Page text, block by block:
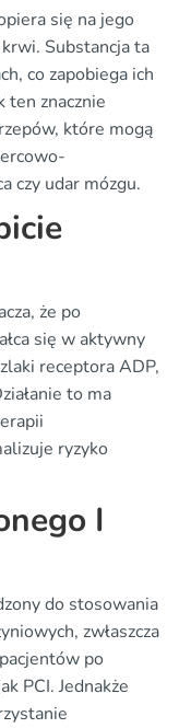
się na jego
Substancja ta
co zapobiega ich
ten znacznie
które mogą
czy udar mózgu.
że po
się w aktywny
receptora ADP,
to ma
ryzyko
I
do stosowania
zwłaszcza
po
PCI. Jednakże